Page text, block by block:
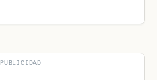
PUBLICIDAD